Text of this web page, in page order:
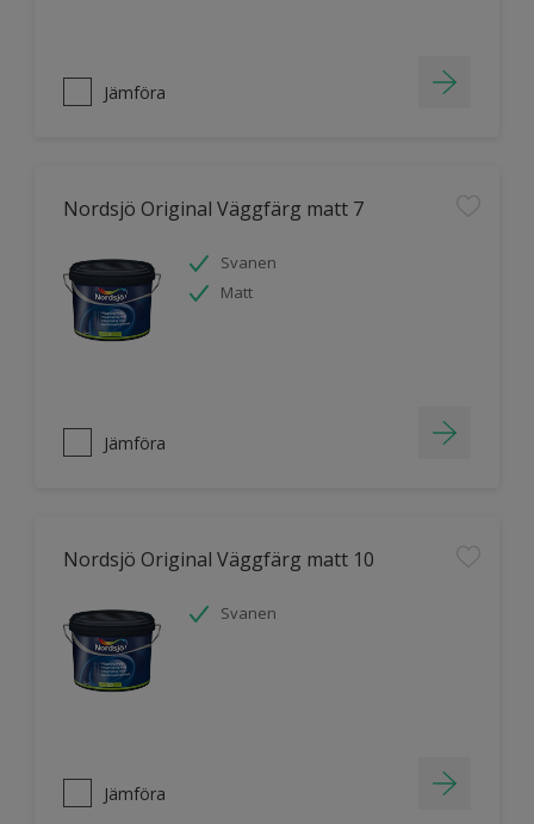
Jämföra
Nordsjö Original Väggfärg matt 7
Svanen
Matt
Jämföra
Nordsjö Original Väggfärg matt 10
Svanen
Jämföra